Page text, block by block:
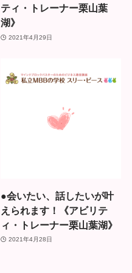
ティ・トレーナー栗山葉
湖》
2021年4月29日
●会いたい、話したいが叶
えられます！《アビリテ
ィ・トレーナー栗山葉湖》
2021年4月28日